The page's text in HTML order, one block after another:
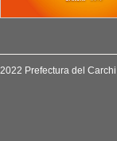
2022 Prefectura del Carchi